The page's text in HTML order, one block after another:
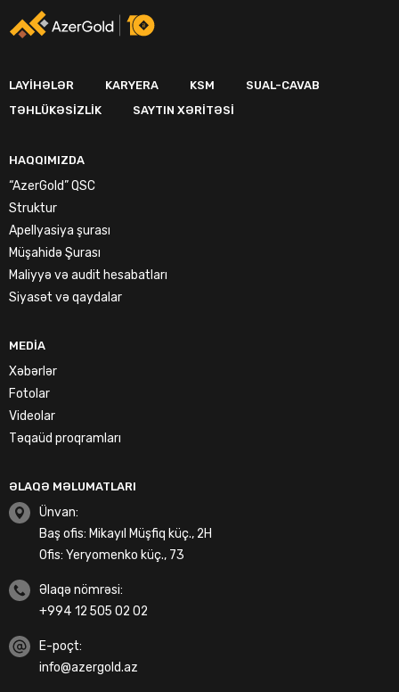
LAYIHƏLƏR KARYERA KSM
SUAL-CAVAB
TƏHLÜKƏSIZLIK
SAYTIN XƏRITƏSI
HAQQIMIZDA
“AzerGold” QSC
Struktur
Apellyasiya şurası
Müşahidə Şurası
Maliyyə və audit hesabatları
Siyasət və qaydalar
MEDIA
Xəbərlər
Fotolar
Videolar
Təqaüd proqramları
ƏLAQƏ MƏLUMATLARI
Ünvan:
Baş ofis: Mikayıl Müşfiq küç., 2H
Ofis: Yeryomenko küç., 73
Əlaqə nömrəsi:
+994 12 505 02 02
E-poçt:
info@azergold.az